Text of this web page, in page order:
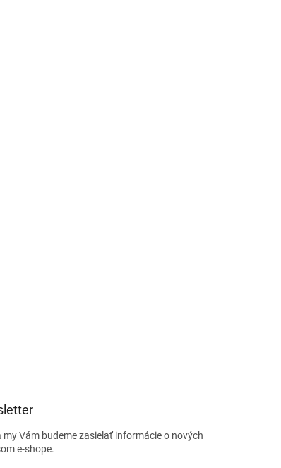
my Vám budeme zasielať informácie o nových
e-shope.